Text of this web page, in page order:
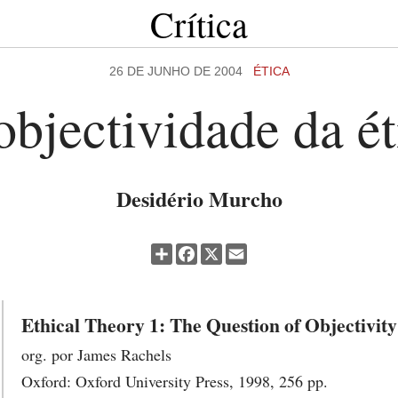
Crítica
26 DE JUNHO DE 2004 ÉTICA
da
Desidério Murcho
Partilhar
Facebook
X
Ethical Theory 1: The Question of Objectivity
org. por James Rachels
Oxford: Oxford University Press, 1998, 256 pp.